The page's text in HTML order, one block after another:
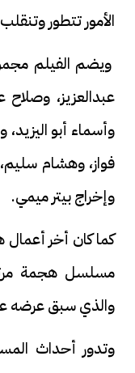
الأمور تتطور
ويضم الفيلم
عبدالعزيز، وصلاح
وأسماء أبو
فواز، وهشام
وإخراج بيتر ميمي.
كما كان أخر
مسلسل هجمة
والذي سبق عرضه عام
وتدور أحداث